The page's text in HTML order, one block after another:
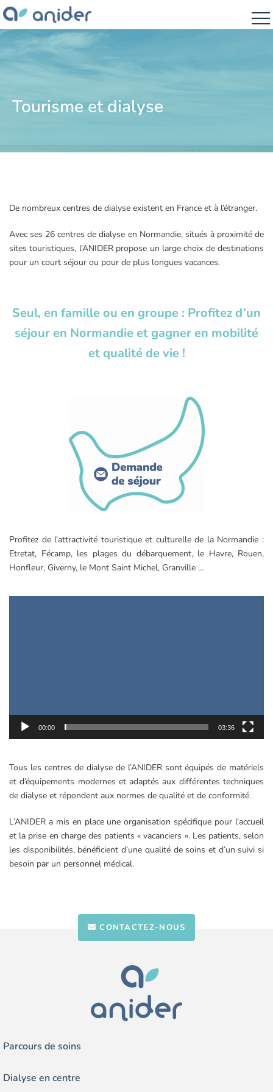
Tourisme et dialyse
De nombreux centres de dialyse existent en France et à l’étranger.
Avec ses 26 centres de dialyse en Normandie, situés à proximité de
sites touristiques, l’ANIDER propose un large choix de destinations
pour un court séjour ou pour de plus longues vacances.
Seul, en famille ou en groupe : Profitez d’un
séjour en Normandie et gagner en mobilité
et qualité de vie !
Profitez de l’attractivité touristique et culturelle de la Normandie :
Etretat, Fécamp, les plages du débarquement, le Havre, Rouen,
Honfleur, Giverny, le Mont Saint Michel, Granville …
00:00 03:36
Tous les centres de dialyse de l’ANIDER sont équipés de matériels
et d’équipements modernes et adaptés aux différentes techniques
de dialyse et répondent aux normes de qualité et de conformité.
L’ANIDER a mis en place une organisation spécifique pour l’accueil
et la prise en charge des patients « vacanciers ». Les patients, selon
les disponibilités, bénéficient d’une qualité de soins et d’un suivi si
besoin par un personnel médical.
CONTACTEZ-NOUS
Parcours de soins
Dialyse en centre